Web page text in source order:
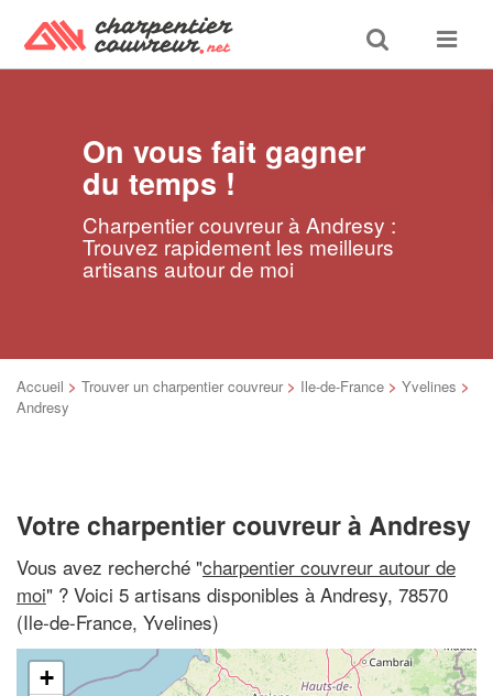
Toggle
search
Toggle
On vous fait gagner
du temps !
Charpentier couvreur à Andresy :
Trouvez rapidement les meilleurs
artisans autour de moi
Accueil > Trouver un charpentier couvreur > Ile-de-France > Yvelines >
Andresy
Votre charpentier couvreur à Andresy
Vous avez recherché "charpentier couvreur autour de
moi" ? Voici 5 artisans disponibles à Andresy, 78570
(Ile-de-France, Yvelines)
+